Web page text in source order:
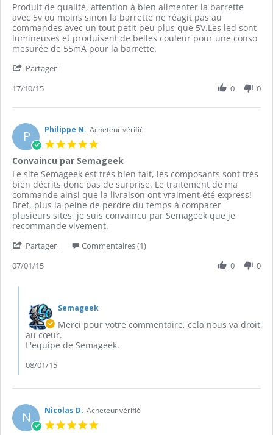
Laëlien
R.
on
17
Oct
Boutique
et
produit
à
recommander.
Produit de qualité, attention à bien alimenter la barrette
avec 5v ou moins sinon la barrette ne réagit pas au
commandes avec un tout petit peu plus que 5V.Les led sont
lumineuses et produisent de belles couleur pour une conso
mesurée de 55mA pour la barrette.
Partager
Laëlien
on
17
Oct
2015
17/10/15 0 0
P Philippe N. Acheteur vérifié
rating
Convaincu par Semageek
Review
by
Philippe
N.
on
7
2015
review
stating
Convaincu
par
Semageek
Le site Semageek est très bien fait, les composants sont très
bien décrits donc pas de surprise. Le traitement de ma
commande ainsi que la livraison ont vraiment été express!
Bref, plus la peine de perdre du temps à comparer
plusieurs sites, je suis convaincu par Semageek que je
recommande vivement.
Partager
on
Jan
Commentaires (1)
07/01/15
0 0
Propriétaire
du
magasin
on
Review
by
Philippe
7
Jan
2015
Semageek
Merci pour votre commentaire, cela nous va droit
au cœur.
L'equipe de Semageek.
08/01/15
N Nicolas D. Acheteur vérifié